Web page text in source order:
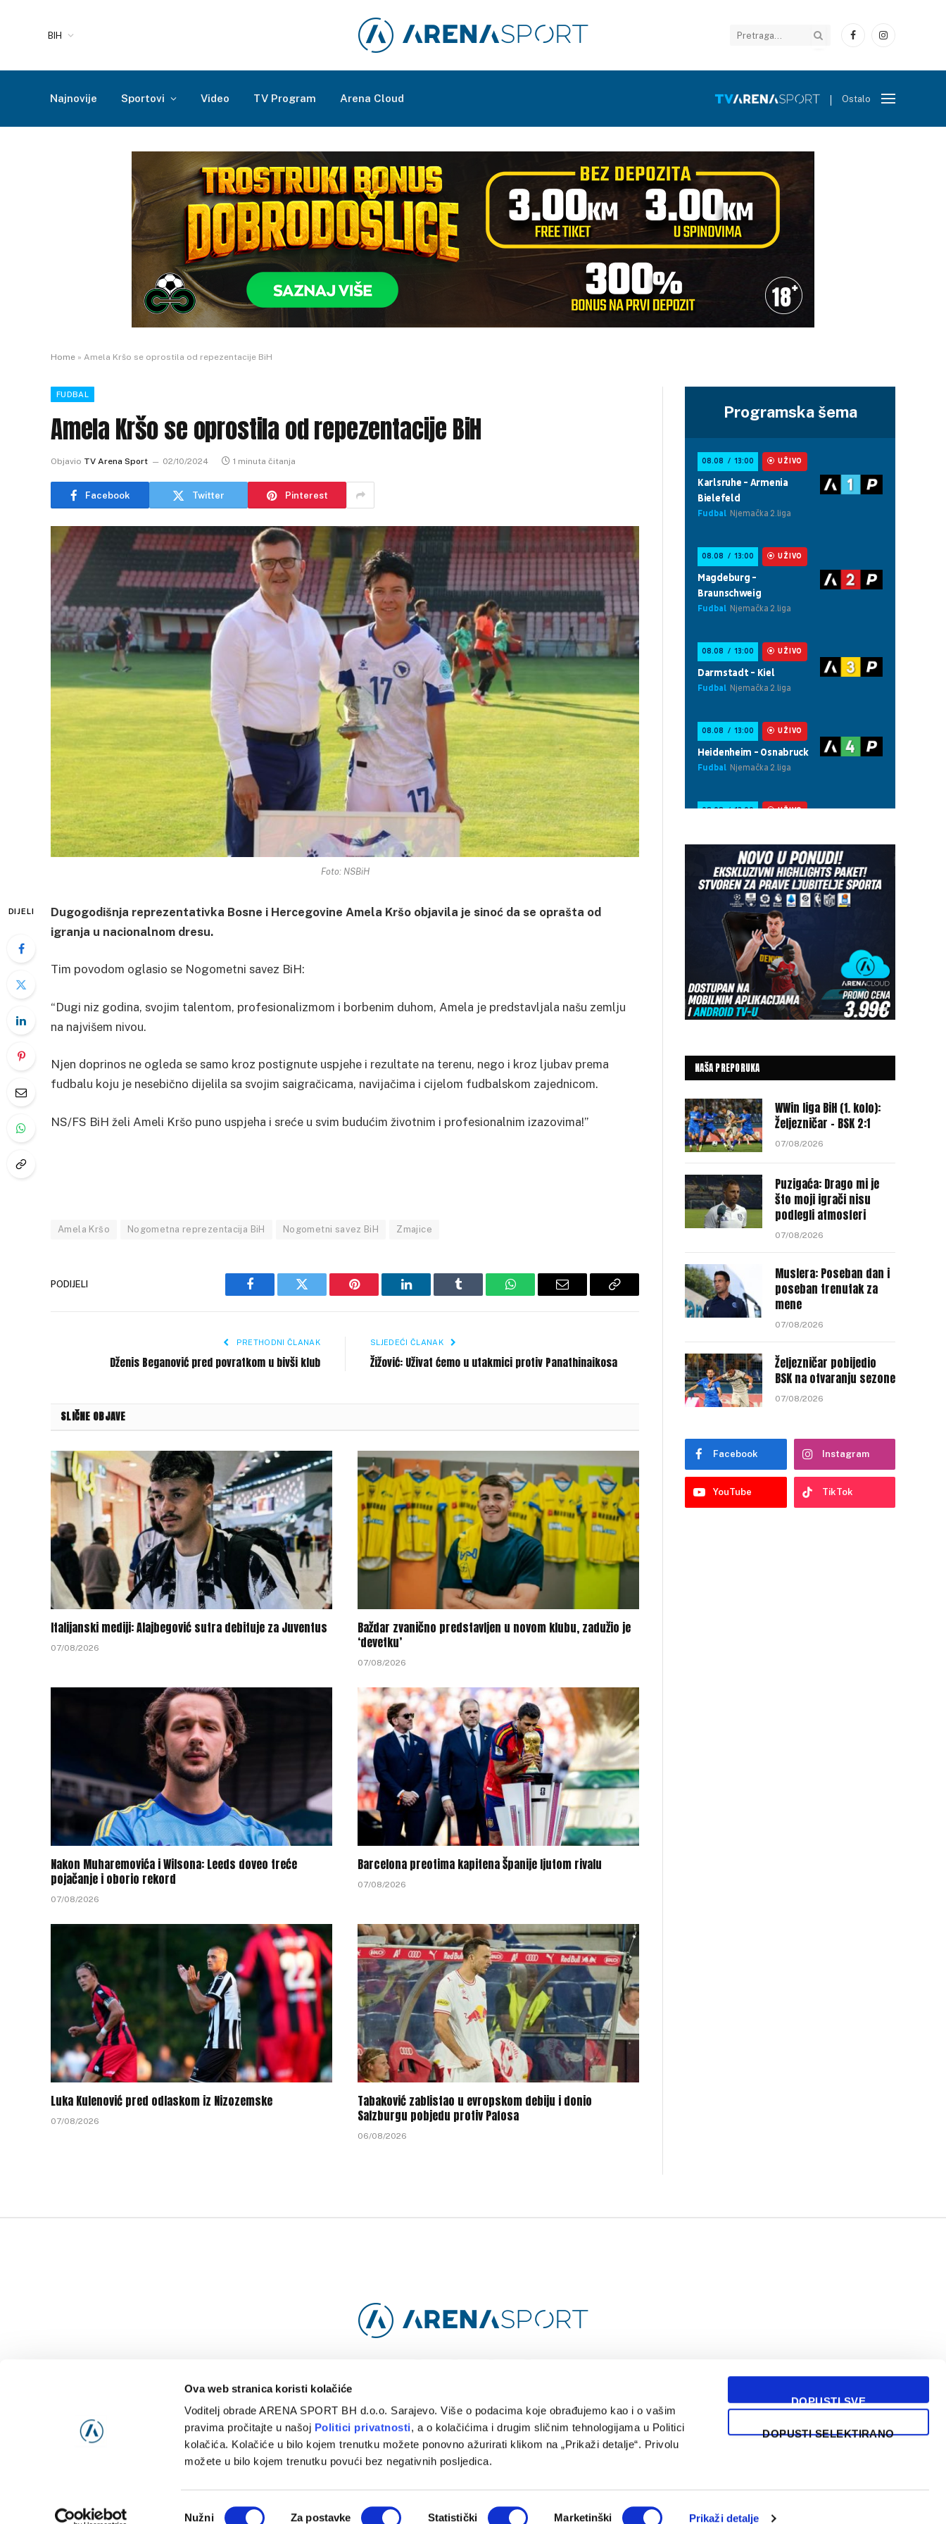
Ova web stranica koristi kolačiće
Voditelj obrade ARENA SPORT BH d.o.o. Sarajevo. Više o podacima koje obrađujemo kao i o vašim
pravima pročitajte u našoj Politici privatnosti, a o kolačićima i drugim sličnim tehnologijama u Politici
kolačića. Kolačiće u bilo kojem trenutku možete ponovno ažurirati klikom na „Prikaži detalje“. Privolu
možete u bilo kojem trenutku povući bez negativnih posljedica.
Nužni Za postavke Statistički Marketinški Prikaži detalje
DOPUSTI SVE
DOPUSTI SELEKTIRANO
BIH
FacebookInstagram
Najnovije Sportovi Video TV Program Arena Cloud Ostalo
Home » Amela Kršo se oprostila od repezentacije BiH
FUDBAL
Amela Kršo se oprostila od repezentacije BiH
Objavio TV Arena Sport 02/10/2024 1 minuta čitanja
Facebook Twitter Pinterest
Foto: NSBiH
DIJELI
Dugogodišnja reprezentativka Bosne i Hercegovine Amela Kršo objavila je sinoć da se oprašta od
igranja u nacionalnom dresu.
Tim povodom oglasio se Nogometni savez BiH:
“Dugi niz godina, svojim talentom, profesionalizmom i borbenim duhom, Amela je predstavljala našu zemlju
na najvišem nivou.
Njen doprinos ne ogleda se samo kroz postignute uspjehe i rezultate na terenu, nego i kroz ljubav prema
fudbalu koju je nesebično dijelila sa svojim saigračicama, navijačima i cijelom fudbalskom zajednicom.
NS/FS BiH želi Ameli Kršo puno uspjeha i sreće u svim budućim životnim i profesionalnim izazovima!”
Amela Kršo Nogometna reprezentacija BiH Nogometni savez BiH Zmajice
PODIJELI
Facebook Twitter Pinterest LinkedIn Tumblr WhatsAppEmail
Copy
PRETHODNI ČLANAK
Dženis Beganović pred povratkom u bivši klub
SLJEDEĆI ČLANAK
Žižović: Uživat ćemo u utakmici protiv Panathinaikosa
SLIČNE OBJAVE
Italijanski mediji: Alajbegović sutra debituje za Juventus
07/08/2026
Baždar zvanično predstavljen u novom klubu, zadužio je
‘devetku’
07/08/2026
Nakon Muharemovića i Wilsona: Leeds doveo treće
pojačanje i oborio rekord
07/08/2026
Barcelona preotima kapitena Španije ljutom rivalu
07/08/2026
Luka Kulenović pred odlaskom iz Nizozemske
07/08/2026
Tabaković zablistao u evropskom debiju i donio
Salzburgu pobjedu protiv Pafosa
06/08/2026
Programska šema
NAŠA PREPORUKA
WWin liga BiH (1. kolo):
Željezničar – BSK 2:1
07/08/2026
Puzigaća: Drago mi je
što moji igrači nisu
podlegli atmosferi
07/08/2026
Muslera: Poseban dan i
poseban trenutak za
mene
07/08/2026
Željezničar pobijedio
BSK na otvaranju sezone
07/08/2026
Facebook Instagram
YouTube TikTok
NAJNOVIJE POLITIKA PRIVATNOSTI